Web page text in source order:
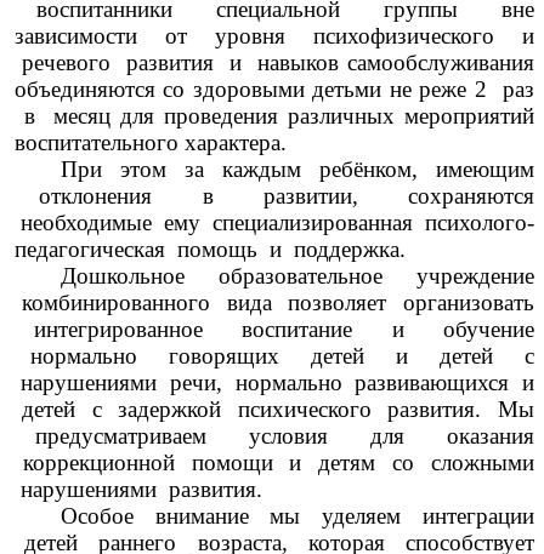
воспитанники специальной группы вне
зависимости от уровня психофизического и
речевого развития и навыков самообслуживания
объединяются со здоровыми детьми не реже 2 раз
в месяц для проведения различных мероприятий
воспитательного характера.
При этом за каждым ребёнком, имеющим
отклонения в развитии, сохраняются
необходимые ему специализированная психолого-
педагогическая помощь и поддержка.
Дошкольное образовательное учреждение
комбинированного вида позволяет организовать
интегрированное воспитание и обучение
нормально говорящих детей и детей с
нарушениями речи, нормально развивающихся и
детей с задержкой психического развития. Мы
предусматриваем условия для оказания
коррекционной помощи и детям со сложными
нарушениями развития.
Особое внимание мы уделяем интеграции
детей раннего возраста, которая способствует